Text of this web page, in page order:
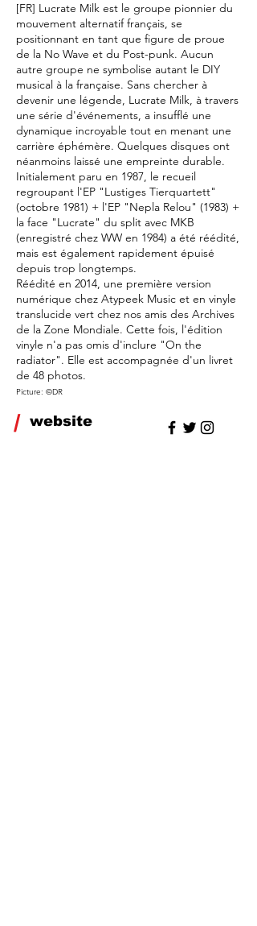
[FR] Lucrate Milk est le groupe pionnier du
mouvement alternatif français, se
positionnant en tant que figure de proue
de la No Wave et du Post-punk. Aucun
autre groupe ne symbolise autant le DIY
musical à la française. Sans chercher à
devenir une légende, Lucrate Milk, à travers
une série d'événements, a insufflé une
dynamique incroyable tout en menant une
carrière éphémère. Quelques disques ont
néanmoins laissé une empreinte durable.
Initialement paru en 1987, le recueil
regroupant l'EP "Lustiges Tierquartett"
(octobre 1981) + l'EP "Nepla Relou" (1983) +
la face "Lucrate" du split avec MKB
(enregistré chez WW en 1984) a été réédité,
mais est également rapidement épuisé
depuis trop longtemps.
Réédité en 2014, une première version
numérique chez Atypeek Music et en vinyle
translucide vert chez nos amis des Archives
de la Zone Mondiale. Cette fois, l'édition
vinyle n'a pas omis d'inclure "On the
radiator". Elle est accompagnée d'un livret
de 48 photos.
Picture: ©DR
/ website